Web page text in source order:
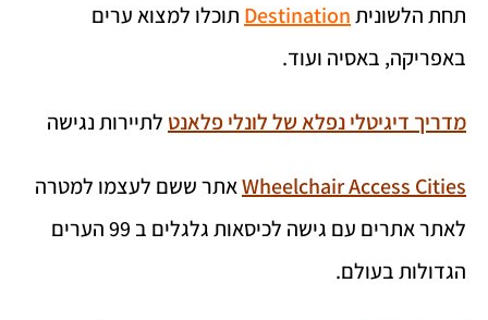
תחת הלשוניתDestination תוכלו למצוא ערים
באפריקה, באסיה ועוד.
מדריך דיגיטלי נפלא של לונלי פלאנט לתיירות נגישה
Wheelchair Access Citiesאתר ששם לעצמו למטרה
לאתר אתרים עם גישה לכיסאות גלגלים ב 99 הערים
הגדולות בעולם.